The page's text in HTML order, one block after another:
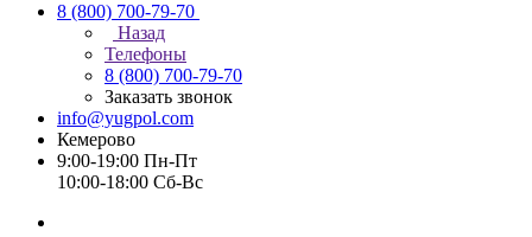
8 (800) 700-79-70
Назад
Телефоны
8 (800) 700-79-70
Заказать звонок
info@yugpol.com
Кемерово
9:00-19:00 Пн-Пт
10:00-18:00 Cб-Вс